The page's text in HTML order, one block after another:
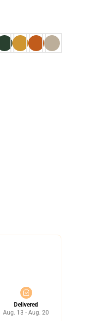
Delivered
Aug. 13 - Aug. 20